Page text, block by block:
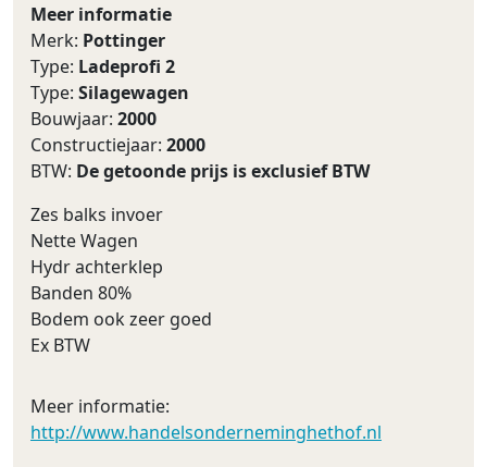
Meer informatie
Merk: Pottinger
Type: Ladeprofi 2
Type: Silagewagen
Bouwjaar: 2000
Constructiejaar: 2000
BTW: De getoonde prijs is exclusief BTW
Zes balks invoer
Nette Wagen
Hydr achterklep
Banden 80%
Bodem ook zeer goed
Ex BTW
Meer informatie:
http://www.handelsonderneminghethof.nl